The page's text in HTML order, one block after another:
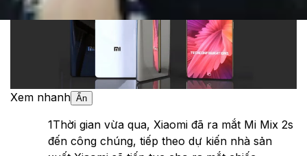
Xem nhanh Ẩn
1Thời gian vừa qua, Xiaomi đã ra mắt Mi Mix 2s
đến công chúng, tiếp theo dự kiến nhà sản